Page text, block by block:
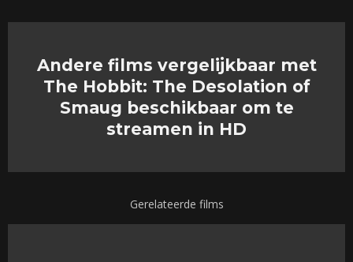
Andere films vergelijkbaar met
The Hobbit: The Desolation of
Smaug beschikbaar om te
streamen in HD
Gerelateerde films